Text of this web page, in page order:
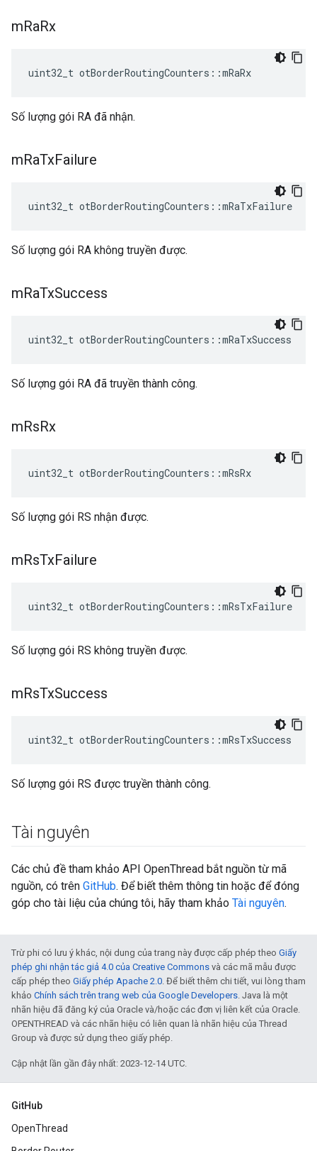
mRaRx
uint32_t otBorderRoutingCounters ::mRaRx
Số lượng gói RA đã nhận.
mRaTxFailure
uint32_t otBorderRoutingCounters ::mRaTxFailure
Số lượng gói RA không truyền được.
mRaTxSuccess
uint32_t otBorderRoutingCounters ::mRaTxSuccess
Số lượng gói RA đã truyền thành công.
mRsRx
uint32_t otBorderRoutingCounters ::mRsRx
Số lượng gói RS nhận được.
mRsTxFailure
uint32_t otBorderRoutingCounters ::mRsTxFailure
Số lượng gói RS không truyền được.
mRsTxSuccess
uint32_t otBorderRoutingCounters ::mRsTxSuccess
Số lượng gói RS được truyền thành công.
Tài nguyên
Các chủ đề tham khảo API OpenThread bắt nguồn từ mã
nguồn, có trên GitHub. Để biết thêm thông tin hoặc để đóng
góp cho tài liệu của chúng tôi, hãy tham khảo Tài nguyên.
Trừ phi có lưu ý khác, nội dung của trang này được cấp phép theo Giấy
phép ghi nhận tác giả 4.0 của Creative Commons và các mã mẫu được
cấp phép theo Giấy phép Apache 2.0. Để biết thêm chi tiết, vui lòng tham
khảo Chính sách trên trang web của Google Developers. Java là một
nhãn hiệu đã đăng ký của Oracle và/hoặc các đơn vị liên kết của Oracle.
OPENTHREAD và các nhãn hiệu có liên quan là nhãn hiệu của Thread
Group và được sử dụng theo giấy phép.
Cập nhật lần gần đây nhất: 2023-12-14 UTC.
GitHub
OpenThread